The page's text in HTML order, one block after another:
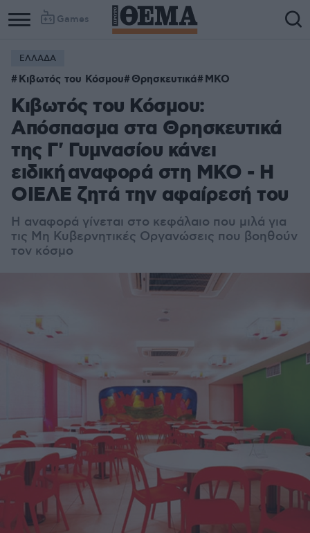
Games
ΕΛΛΑΔΑ
Κιβωτός του Κόσμου Θρησκευτικά ΜΚΟ
Κιβωτός του Κόσμου:
Απόσπασμα στα Θρησκευτικά
της Γ' Γυμνασίου κάνει
ειδική αναφορά στη ΜΚΟ - Η
ΟΙΕΛΕ ζητά την αφαίρεσή του
Η αναφορά γίνεται στο κεφάλαιο που μιλά για
τις Μη Κυβερνητικές Οργανώσεις που βοηθούν
τον κόσμο